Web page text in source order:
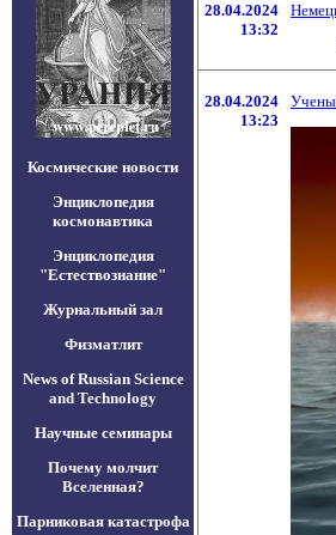
Космические новости
Энциклопедия
космонавтика
Энциклопедия
"Естествознание"
Журнальный зал
Физматлит
News of Russian Science
and Technology
Научные семинары
Почему молчит
Вселенная?
Парниковая катастрофа
28.04.2024
13:32
28.04.2024
13:23